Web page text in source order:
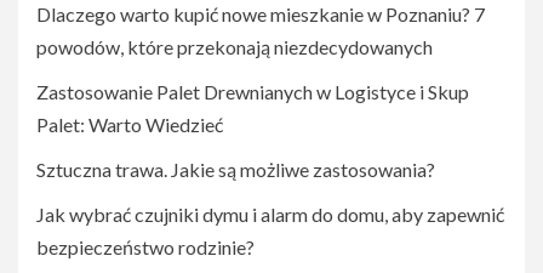
Dlaczego warto kupić nowe mieszkanie w Poznaniu? 7
powodów, które przekonają niezdecydowanych
Zastosowanie Palet Drewnianych w Logistyce i Skup
Palet: Warto Wiedzieć
Sztuczna trawa. Jakie są możliwe zastosowania?
Jak wybrać czujniki dymu i alarm do domu, aby zapewnić
bezpieczeństwo rodzinie?